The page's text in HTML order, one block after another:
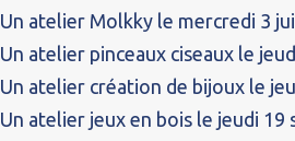
Un atelier Molkky le mercredi 3
Un atelier pinceaux ciseaux le
Un atelier création de bijoux le
Un atelier jeux en bois le jeudi 19